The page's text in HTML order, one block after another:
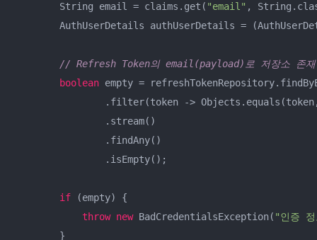
        String email = claims.get(
"email" ,
AuthUserDetails authUserDetails =
// Refresh Token의 email(payload)로 저장소 존
boolean empty =
.filter(token ->
                .stream()
                .findAny()
                .isEmpty();
if (empty) {
throw new BadCredentialsException( "인증
        }